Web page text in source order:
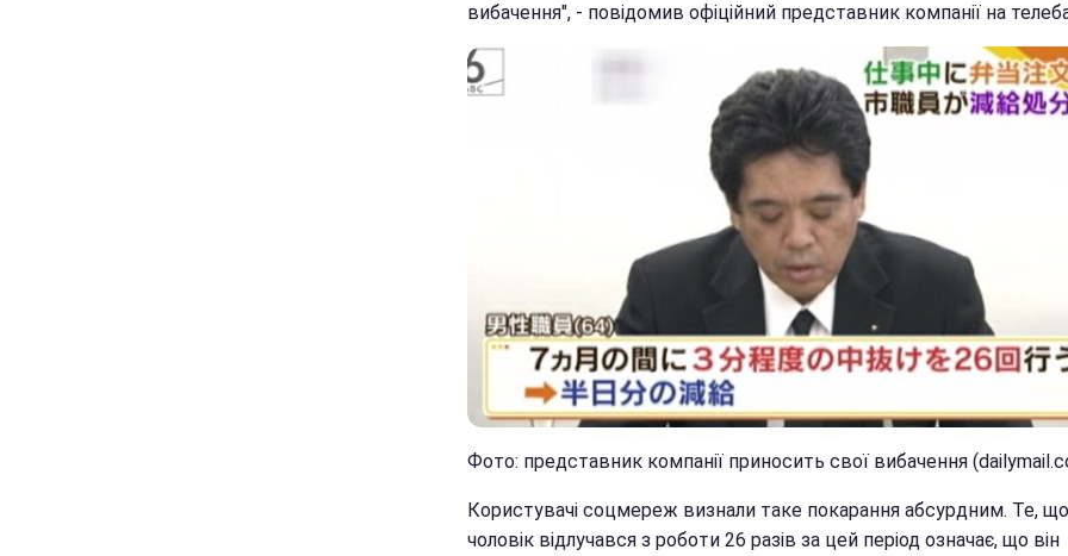
вибачення", - повідомив офіційний представник компанії на
Фото: представник компанії приносить свої вибачення
Користувачі соцмереж визнали таке покарання абсурдним. Те, що
чоловік відлучався з роботи 26 разів за цей період означає, що він